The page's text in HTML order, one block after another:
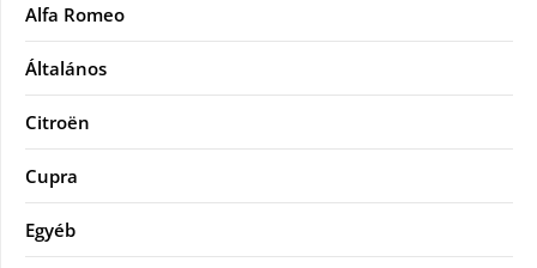
Alfa Romeo
Általános
Citroën
Cupra
Egyéb